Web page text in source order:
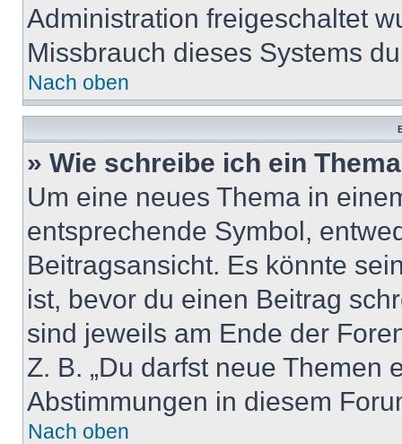
Administration freigeschaltet
Missbrauch dieses Systems
Nach oben
» Wie schreibe ich ein
Um eine neues Thema in
entsprechende Symbol,
Beitragsansicht. Es könnte
ist, bevor du einen Beitrag
sind jeweils am Ende der
Z. B. „Du darfst neue Themen
Abstimmungen in diesem
Nach oben